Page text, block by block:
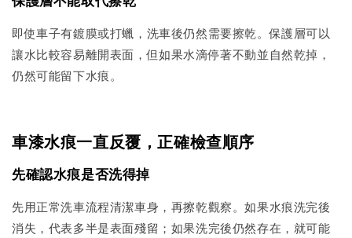
即使車子有鍍膜或打蠟，洗車後仍然需要擦乾。保護層可以
讓水比較容易離開表面，但如果水滴停著不動並自然乾掉，
仍然可能留下水痕。
車漆水痕一直反覆，正確檢查順序
先確認水痕是否洗得掉
先用正常洗車流程清潔車身，再擦乾觀察。如果水痕洗完後
消失，代表多半是表面殘留；如果洗完後仍然存在，就可能